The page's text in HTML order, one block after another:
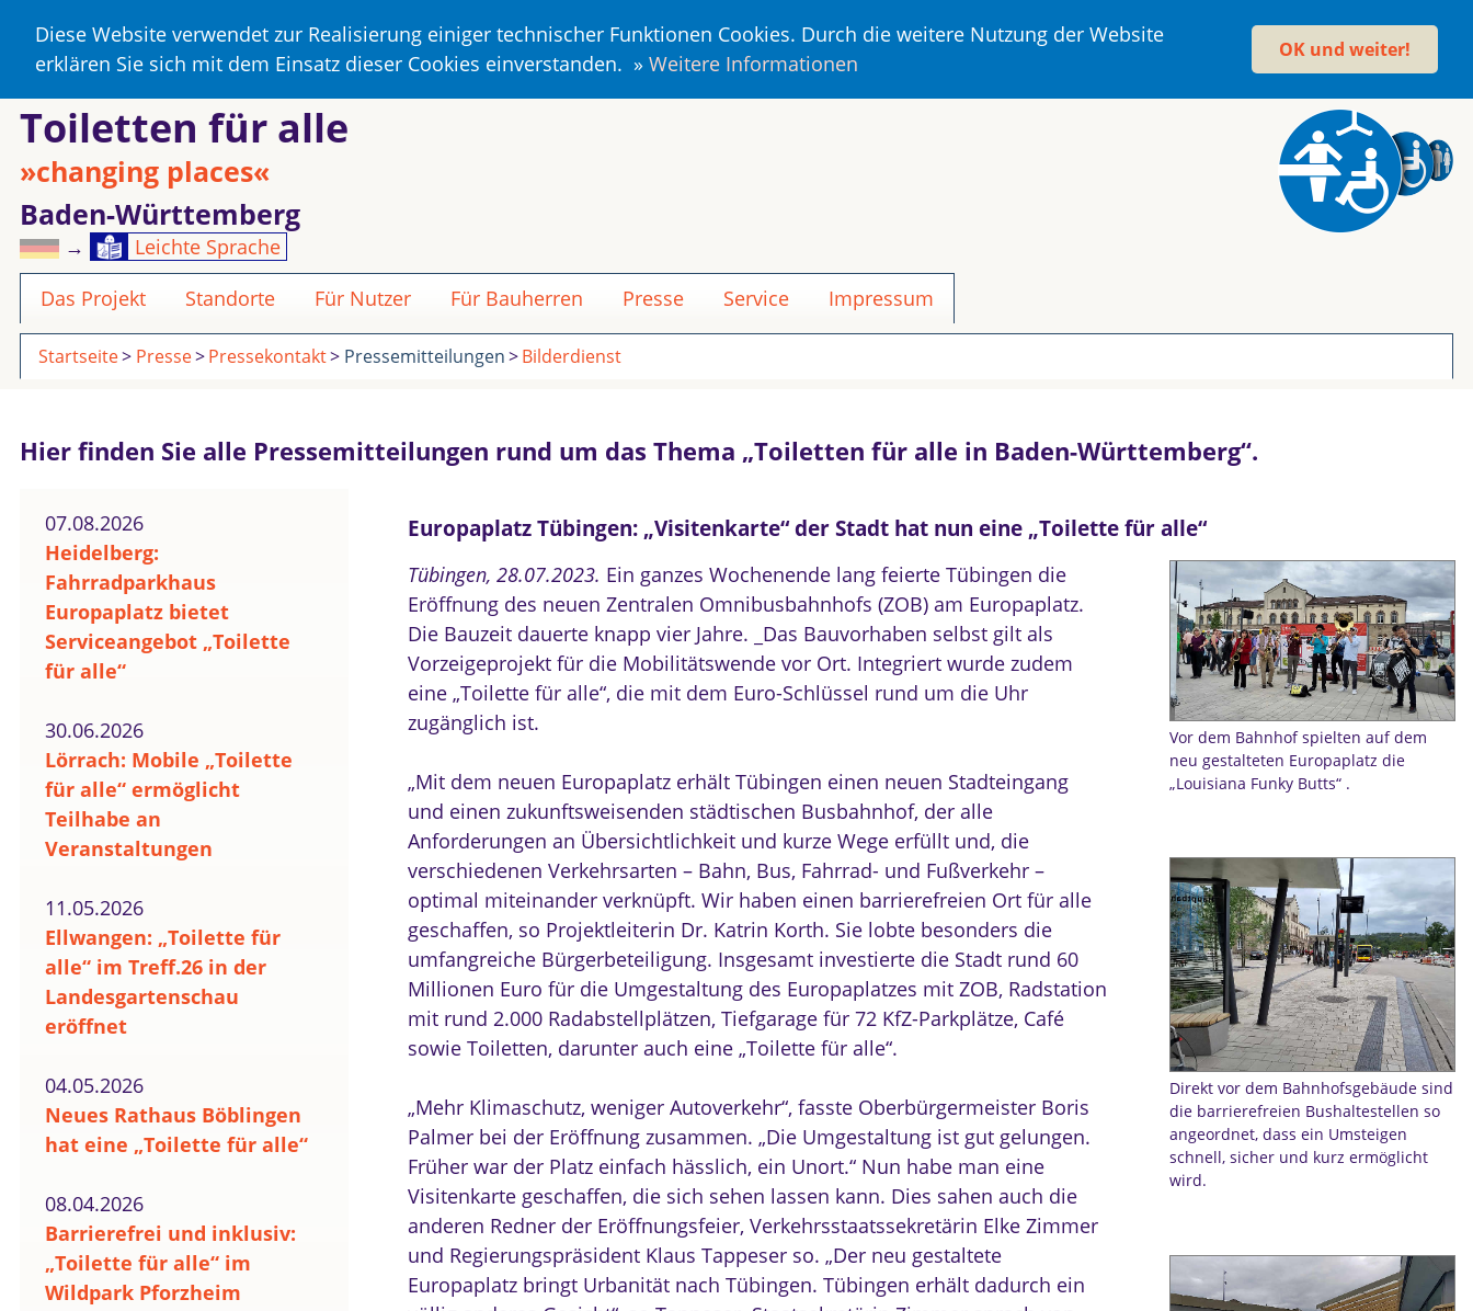
Diese Website verwendet zur Realisierung einiger technischer Funktionen Cookies. Durch die weitere Nutzung der Website
erklären Sie sich mit dem Einsatz dieser Cookies einverstanden. »Weitere Informationen
OK und weiter!
Toiletten für alle
»changing places«
Baden-Württemberg
→
Leichte Sprache
Das Projekt
Standorte Für Nutzer Für Bauherren Presse Service Impressum
Startseite Presse Pressekontakt Pressemitteilungen Bilderdienst
Hier finden Sie alle Pressemitteilungen rund um das Thema „Toiletten für alle in Baden-Württemberg“.
07.08.2026
Heidelberg:
Fahrradparkhaus
Europaplatz bietet
Serviceangebot „Toilette
für alle“
30.06.2026
Lörrach: Mobile „Toilette
für alle“ ermöglicht
Teilhabe an
Veranstaltungen
11.05.2026
Ellwangen: „Toilette für
alle“ im Treff.26 in der
Landesgartenschau
eröffnet
04.05.2026
Neues Rathaus Böblingen
hat eine „Toilette für alle“
08.04.2026
Barrierefrei und inklusiv:
„Toilette für alle“ im
Wildpark Pforzheim
Europaplatz Tübingen: „Visitenkarte“ der Stadt hat nun eine „Toilette für alle“
Tübingen, 28.07.2023. Ein ganzes Wochenende lang feierte Tübingen die
Eröffnung des neuen Zentralen Omnibusbahnhofs (ZOB) am Europaplatz.
Die Bauzeit dauerte knapp vier Jahre. _Das Bauvorhaben selbst gilt als
Vorzeigeprojekt für die Mobilitätswende vor Ort. Integriert wurde zudem
eine „Toilette für alle“, die mit dem Euro-Schlüssel rund um die Uhr
zugänglich ist.
„Mit dem neuen Europaplatz erhält Tübingen einen neuen Stadteingang
und einen zukunftsweisenden städtischen Busbahnhof, der alle
Anforderungen an Übersichtlichkeit und kurze Wege erfüllt und, die
verschiedenen Verkehrsarten – Bahn, Bus, Fahrrad- und Fußverkehr –
optimal miteinander verknüpft. Wir haben einen barrierefreien Ort für alle
geschaffen, so Projektleiterin Dr. Katrin Korth. Sie lobte besonders die
umfangreiche Bürgerbeteiligung. Insgesamt investierte die Stadt rund 60
Millionen Euro für die Umgestaltung des Europaplatzes mit ZOB, Radstation
mit rund 2.000 Radabstellplätzen, Tiefgarage für 72 KfZ-Parkplätze, Café
sowie Toiletten, darunter auch eine „Toilette für alle“.
„Mehr Klimaschutz, weniger Autoverkehr“, fasste Oberbürgermeister Boris
Palmer bei der Eröffnung zusammen. „Die Umgestaltung ist gut gelungen.
Früher war der Platz einfach hässlich, ein Unort.“ Nun habe man eine
Visitenkarte geschaffen, die sich sehen lassen kann. Dies sahen auch die
anderen Redner der Eröffnungsfeier, Verkehrsstaatssekretärin Elke Zimmer
und Regierungspräsident Klaus Tappeser so. „Der neu gestaltete
Europaplatz bringt Urbanität nach Tübingen. Tübingen erhält dadurch ein
Vor dem Bahnhof spielten auf dem
neu gestalteten Europaplatz die
„Louisiana Funky Butts“ .
Direkt vor dem Bahnhofsgebäude sind
die barrierefreien Bushaltestellen so
angeordnet, dass ein Umsteigen
schnell, sicher und kurz ermöglicht
wird.